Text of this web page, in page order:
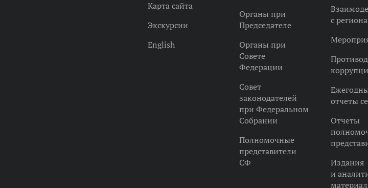
Карта сайта
Экскурсии
English
Органы при
Председателе
Органы при
Совете
Федерации
Совет
законодателей
при Федеральном
Собрании
Полномочные
представители
СФ
с
отчеты
Отчеты
Издания
и